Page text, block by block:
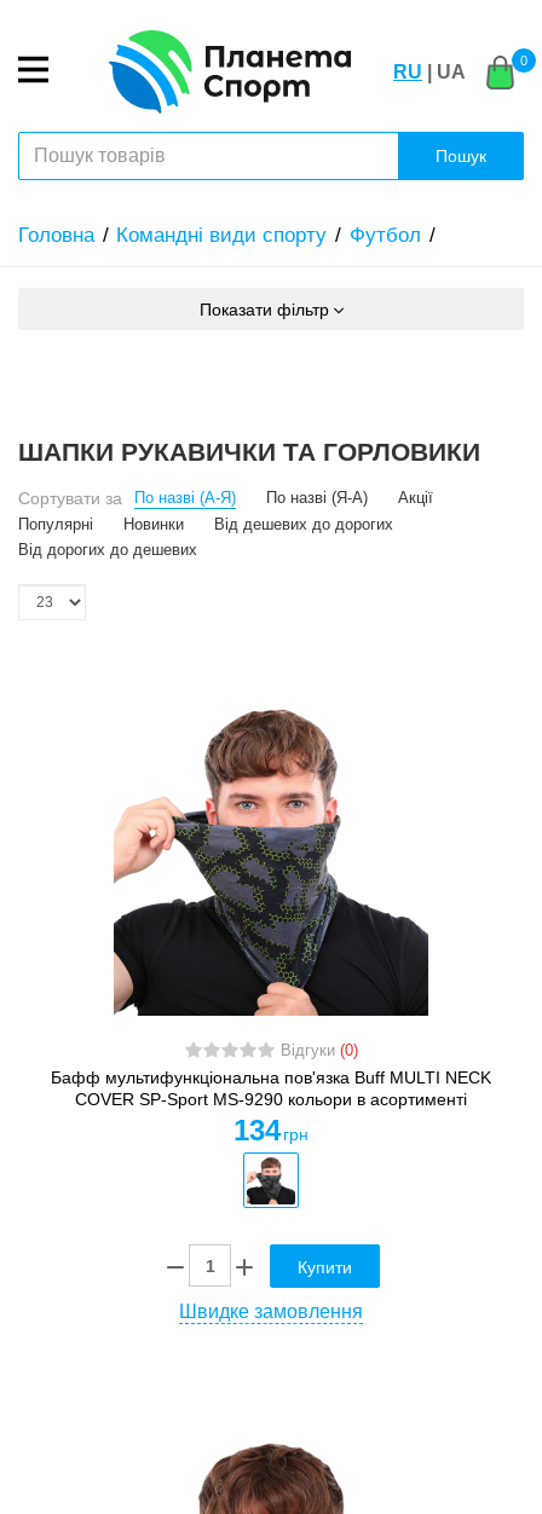
RU | UA
0
Пошук
Головна Командні види спорту Футбол
Показати фільтр
ШАПКИ РУКАВИЧКИ ТА ГОРЛОВИКИ
Сортувати за По назві (А-Я) По назві (Я-А)
Акції
Популярні
Новинки
Від дешевих до дорогих
Від дорогих до дешевих
Відгуки (0)
Бафф мультифункціональна пов'язка Buff MULTI NECK
COVER SP-Sport MS-9290 кольори в асортименті
134 грн
Купити
Швидке замовлення